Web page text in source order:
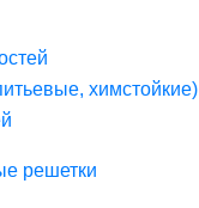
химстойкие)
решетки